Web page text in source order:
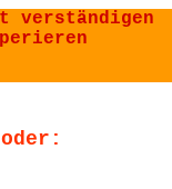
verständigen